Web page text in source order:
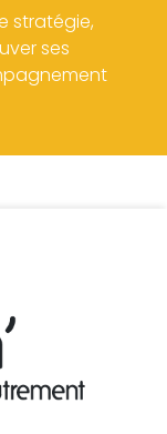
stratégie,
ses